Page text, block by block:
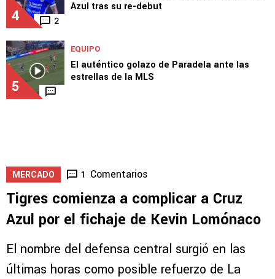
4 2
Azul tras su re-debut
5
EQUIPO
El auténtico golazo de Paradela ante las
estrellas de la MLS
MERCADO 1 Comentarios
Tigres comienza a complicar a Cruz
Azul por el fichaje de Kevin Lomónaco
El nombre del defensa central surgió en las
últimas horas como posible refuerzo de La